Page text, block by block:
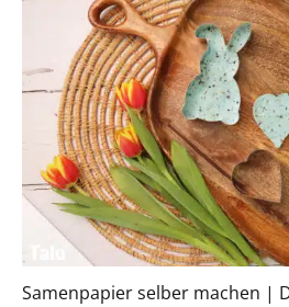
Samenpapier selber machen |